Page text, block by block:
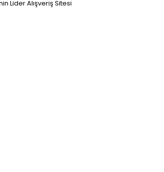
Lider Alışveriş Sitesi